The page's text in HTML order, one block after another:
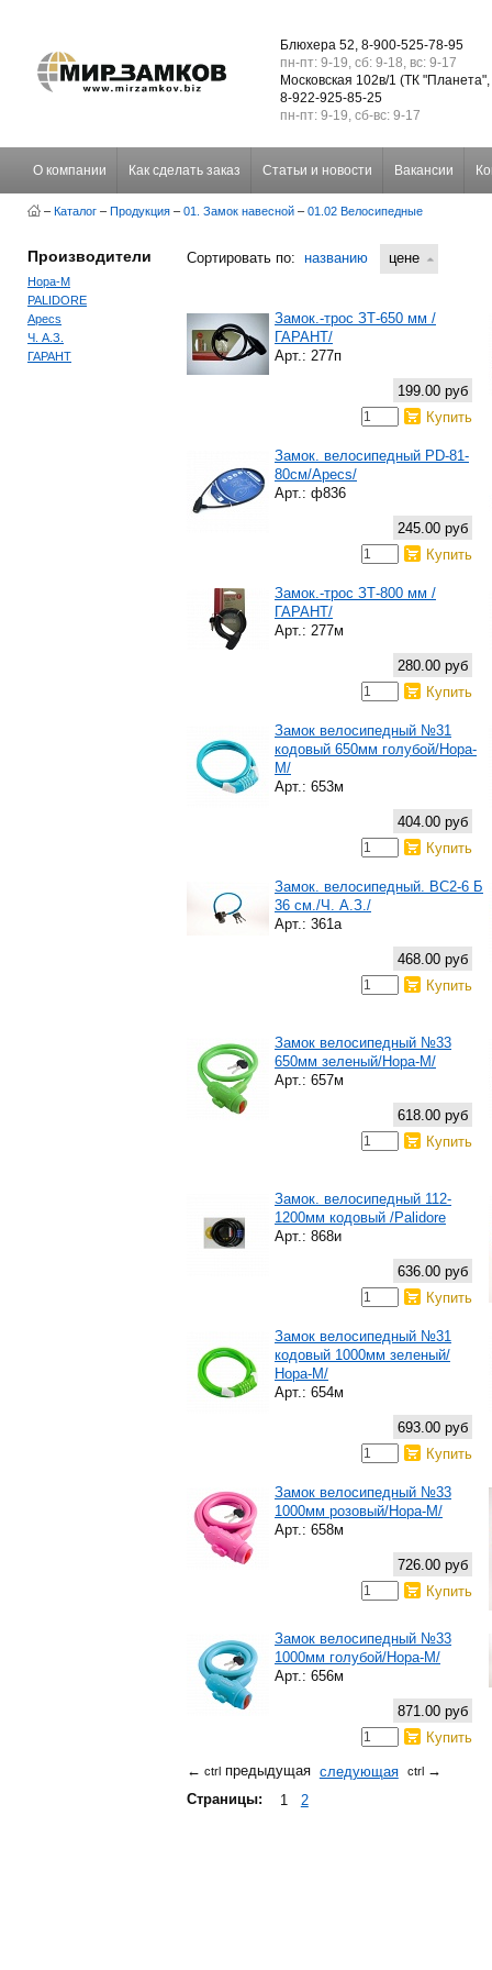
Блюхера 52, 8-900-525-78-95
пн-пт: 9-19, сб: 9-18, вс: 9-17
Московская 102в/1 (ТК
8-922-925-85-25
пн-пт: 9-19, сб-вс: 9-17
О компании Как сделать заказ Статьи и новости Вакансии
– Каталог – Продукция – 01. Замок навесной – 01.02 Велосипедные
Производители
Нора-М
PALIDORE
Apecs
Ч. А.З.
ГАРАНТ
Сортировать по: названию цене
Замок.-трос ЗТ-650 мм /
ГАРАНТ/
Арт.: 277п
199.00 руб
Купить
Замок. велосипедный PD-81-
80см/Apecs/
Арт.: ф836
245.00 руб
Купить
Замок.-трос ЗТ-800 мм /
ГАРАНТ/
Арт.: 277м
280.00 руб
Купить
Замок велосипедный №31
кодовый 650мм голубой/Нора-
М/
Арт.: 653м
404.00 руб
Купить
Замок. велосипедный. ВС2-6 Б
36 см./Ч. А.З./
Арт.: 361а
468.00 руб
Купить
Замок велосипедный №33
650мм зеленый/Нора-М/
Арт.: 657м
618.00 руб
Купить
Замок. велосипедный 112-
1200мм кодовый /Palidore
Арт.: 868и
636.00 руб
Купить
Замок велосипедный №31
кодовый 1000мм зеленый/
Нора-М/
Арт.: 654м
693.00 руб
Купить
Замок велосипедный №33
1000мм розовый/Нора-М/
Арт.: 658м
726.00 руб
Купить
Замок велосипедный №33
1000мм голубой/Нора-М/
Арт.: 656м
871.00 руб
Купить
← ctrl предыдущая следующая ctrl →
Страницы: 1 2